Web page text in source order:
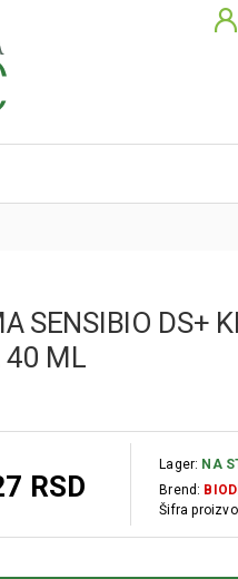
SENSIBIO DS+
40 ML
RSD
Lager: NA
Brend:
Šifra